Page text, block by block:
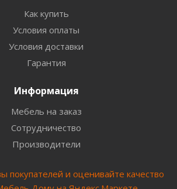
Как купить
Условия оплаты
Условия доставки
Гарантия
Информация
Мебель на заказ
Сотрудничество
Производители